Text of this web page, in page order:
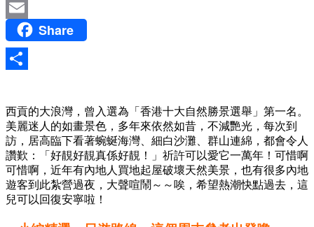
Twitter
Email Share
西貢的大浪灣，曾入選為「香港十大自然勝景選舉」第一名。
美麗迷人的如畫景色，多年來依然如昔，不減艷光，每次到
訪，居高臨下看著蜿蜒海灣、細白沙灘、群山連綿，都會令人
讚歎：「好靚好靚真係好靚！」祈許可以愛它一萬年！可惜啊
可惜啊，近年有內地人買地起屋破壞天然美景，也有很多內地
遊客到此紮營過夜，大聲喧鬧～～唉，希望熱潮快點過去，這
兒可以回復安寧啦！